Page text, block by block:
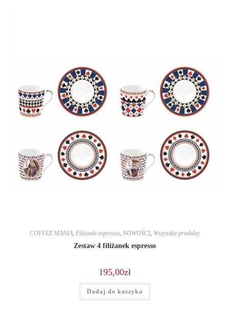
COFFEE MANIA, Filiżanki espresso, NOWOŚCI, Wszystkie produkty
Zestaw 4 filiżanek espresso
195,00zł
Dodaj do koszyka